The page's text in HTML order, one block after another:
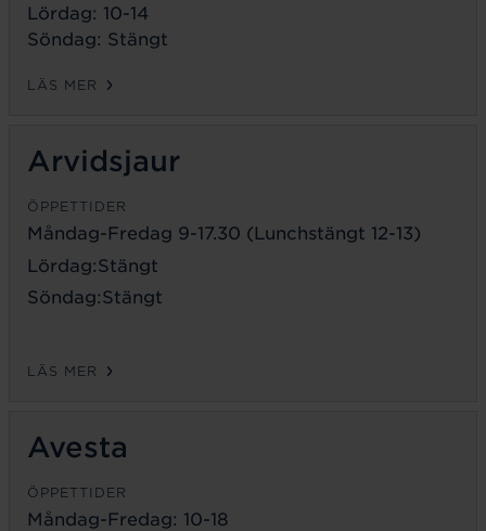
Lördag: 10-14
Söndag: Stängt
LÄS MER
Arvidsjaur
ÖPPETTIDER
Måndag-Fredag 9-17.30 (Lunchstängt 12-13)
Lördag:Stängt
Söndag:Stängt
LÄS MER
Avesta
ÖPPETTIDER
Måndag-Fredag: 10-18